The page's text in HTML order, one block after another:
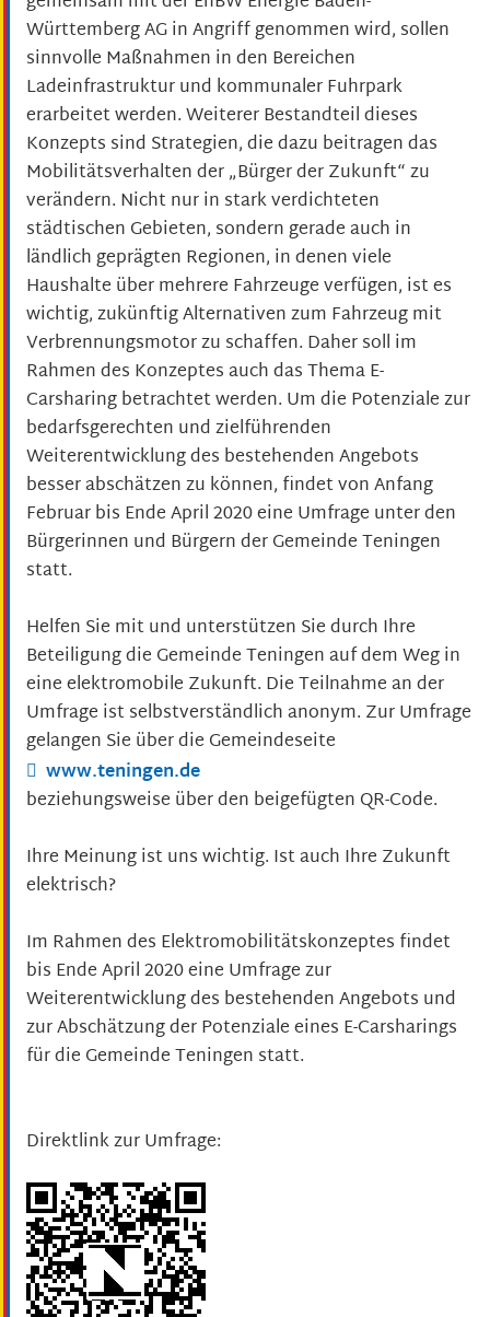
Württemberg AG in Angriff genommen wird, sollen
sinnvolle Maßnahmen in den Bereichen
Ladeinfrastruktur und kommunaler Fuhrpark
erarbeitet werden. Weiterer Bestandteil dieses
Konzepts sind Strategien, die dazu beitragen das
Mobilitätsverhalten der „Bürger der Zukunft“ zu
verändern. Nicht nur in stark verdichteten
städtischen Gebieten, sondern gerade auch in
ländlich geprägten Regionen, in denen viele
Haushalte über mehrere Fahrzeuge verfügen, ist es
wichtig, zukünftig Alternativen zum Fahrzeug mit
Verbrennungsmotor zu schaffen. Daher soll im
Rahmen des Konzeptes auch das Thema E-
Carsharing betrachtet werden. Um die Potenziale zur
bedarfsgerechten und zielführenden
Weiterentwicklung des bestehenden Angebots
besser abschätzen zu können, findet von Anfang
Februar bis Ende April 2020 eine Umfrage unter den
Bürgerinnen und Bürgern der Gemeinde Teningen
statt.
Helfen Sie mit und unterstützen Sie durch Ihre
Beteiligung die Gemeinde Teningen auf dem Weg in
eine elektromobile Zukunft. Die Teilnahme an der
Umfrage ist selbstverständlich anonym. Zur Umfrage
gelangen Sie über die Gemeindeseite
www.teningen.de
beziehungsweise über den beigefügten QR-Code.
Ihre Meinung ist uns wichtig. Ist auch Ihre Zukunft
elektrisch?
Im Rahmen des Elektromobilitätskonzeptes findet
bis Ende April 2020 eine Umfrage zur
Weiterentwicklung des bestehenden Angebots und
zur Abschätzung der Potenziale eines E-Carsharings
für die Gemeinde Teningen statt.
Direktlink zur Umfrage: